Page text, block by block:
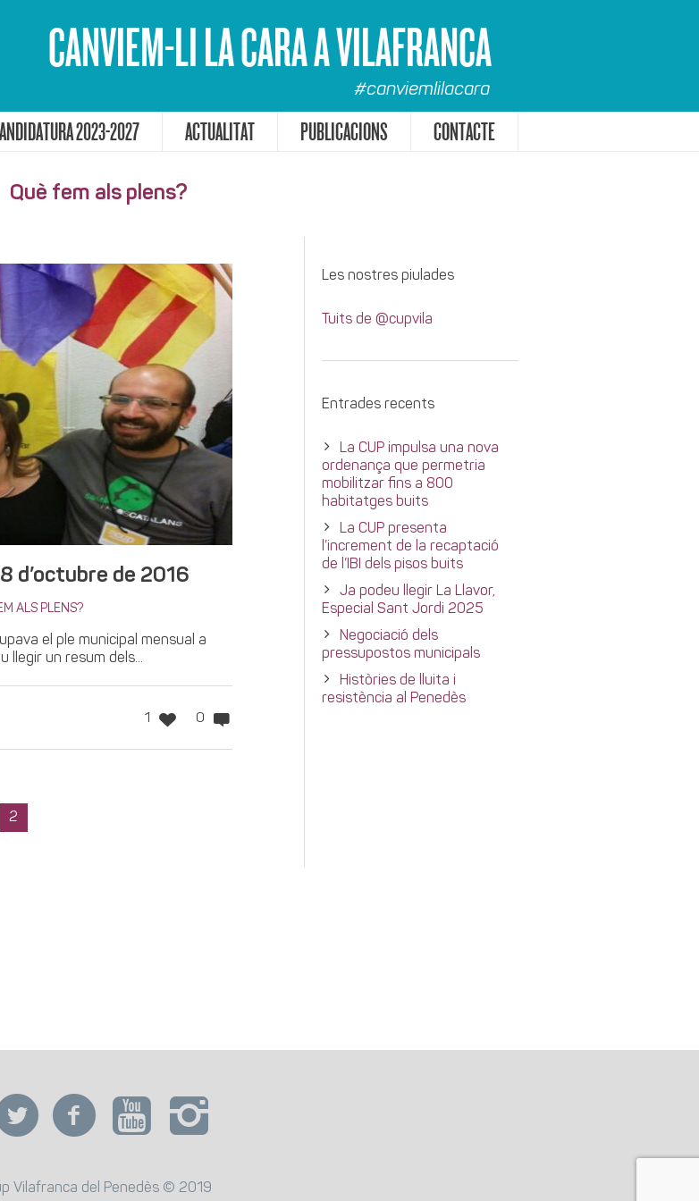
CANVIEM-LI LA CARA A VILAFRANCA
#canviemlilacara
2023-2027 ACTUALITAT PUBLICACIONS CONTACTE
Què fem als plens?
d’octubre de 2016
ALS PLENS?
el ple municipal mensual a
llegir un resum dels...
1 0
2
Les nostres piulades
Tuits de @cupvila
Entrades recents
La CUP impulsa una nova
ordenança que permetria
mobilitzar fins a 800
habitatges buits
La CUP presenta
l’increment de la recaptació
de l’IBI dels pisos buits
Ja podeu llegir La Llavor,
Especial Sant Jordi 2025
Negociació dels
pressupostos municipals
Històries de lluita i
resistència al Penedès
Vilafranca del Penedès © 2019